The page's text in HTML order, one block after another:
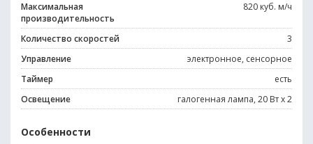
Максимальная
производительность
820 куб. м/ч
Количество скоростей
3
Управление
электронное, сенсорное
Таймер
есть
Освещение
галогенная лампа, 20 Вт х 2
Особенности